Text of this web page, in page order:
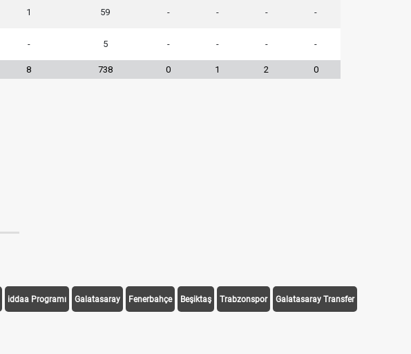
1 59 - - - -
- 5 - - - -
8 738 0 1 2 0
iddaa Programı Galatasaray Fenerbahçe Beşiktaş Trabzonspor Galatasaray Transfer